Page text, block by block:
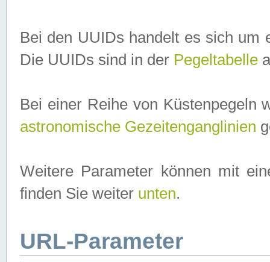
Bei den UUIDs handelt es sich um
Die UUIDs sind in der Pegeltabelle
Bei einer Reihe von Küstenpegeln
astronomische Gezeitenganglinien
Weitere Parameter können mit
finden Sie weiter unten.
URL-Parameter